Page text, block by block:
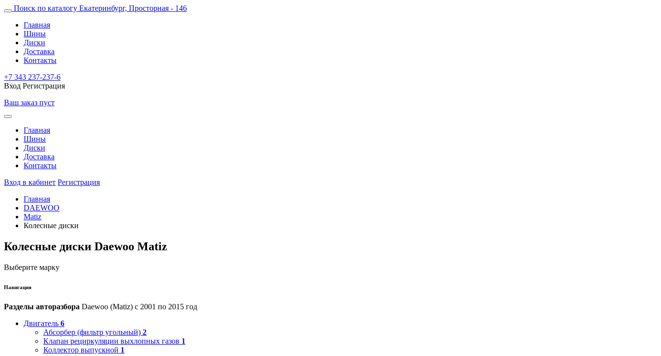
Поиск по каталогу Екатеринбург, Просторная - 146
Главная
Шины
Диски
Доставка
Контакты
+7 343 237-237-6
Вход Регистрация
Ваш заказ пуст
Главная
Шины
Диски
Доставка
Контакты
Вход в кабинет Регистрация
Главная
DAEWOO
Matiz
Колесные диски
Колесные диски Daewoo Matiz
Выберите марку
Навигация
Разделы авторазбора Daewoo (Matiz) с 2001 по 2015 год
Двигатель 6
Абсорбер (фильтр угольный) 2
Клапан рециркуляции выхлопных газов 1
Коллектор выпускной 1